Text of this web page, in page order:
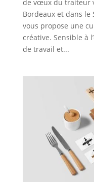
de vœux du traiteur
Bordeaux et dans le
vous propose une
créative. Sensible à
de travail et...